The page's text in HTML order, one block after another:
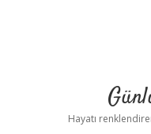
Hayatı